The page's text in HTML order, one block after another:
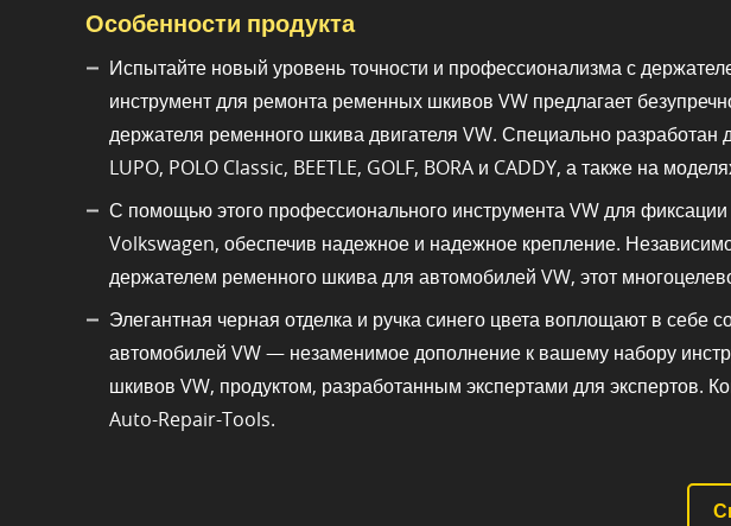
Особенности продукта
Испытайте новый уровень точности и профессионализма с
инструмент для ремонта ременных шкивов VW предлагает
держателя ременного шкива двигателя VW. Специально
LUPO, POLO Classic, BEETLE, GOLF, BORA и CADDY, а также на
С помощью этого профессионального инструмента VW для
Volkswagen, обеспечив надежное и надежное крепление.
держателем ременного шкива для автомобилей VW, этот
Элегантная черная отделка и ручка синего цвета воплощают в себе
автомобилей VW — незаменимое дополнение к вашему набору
шкивов VW, продуктом, разработанным экспертами для экспертов.
Auto-Repair-Tools.